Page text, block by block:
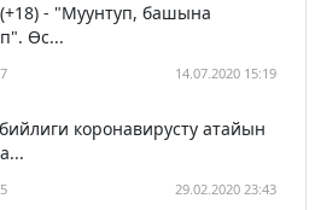
- "Муунтуп, башына
Өс...
14.07.2020 15:19
коронавирусту атайын
29.02.2020 23:43